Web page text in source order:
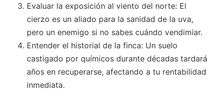
Evaluar la exposición al viento del norte: El
cierzo es un aliado para la sanidad de la uva,
pero un enemigo si no sabes cuándo vendimiar.
Entender el historial de la finca: Un suelo
castigado por químicos durante décadas tardará
años en recuperarse, afectando a tu rentabilidad
inmediata.